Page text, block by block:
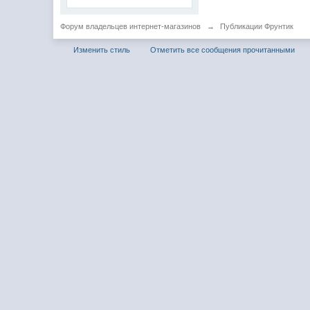
Форум владельцев интернет-магазинов → Публикации Фрунтик
Изменить стиль Отметить все сообщения прочитанными